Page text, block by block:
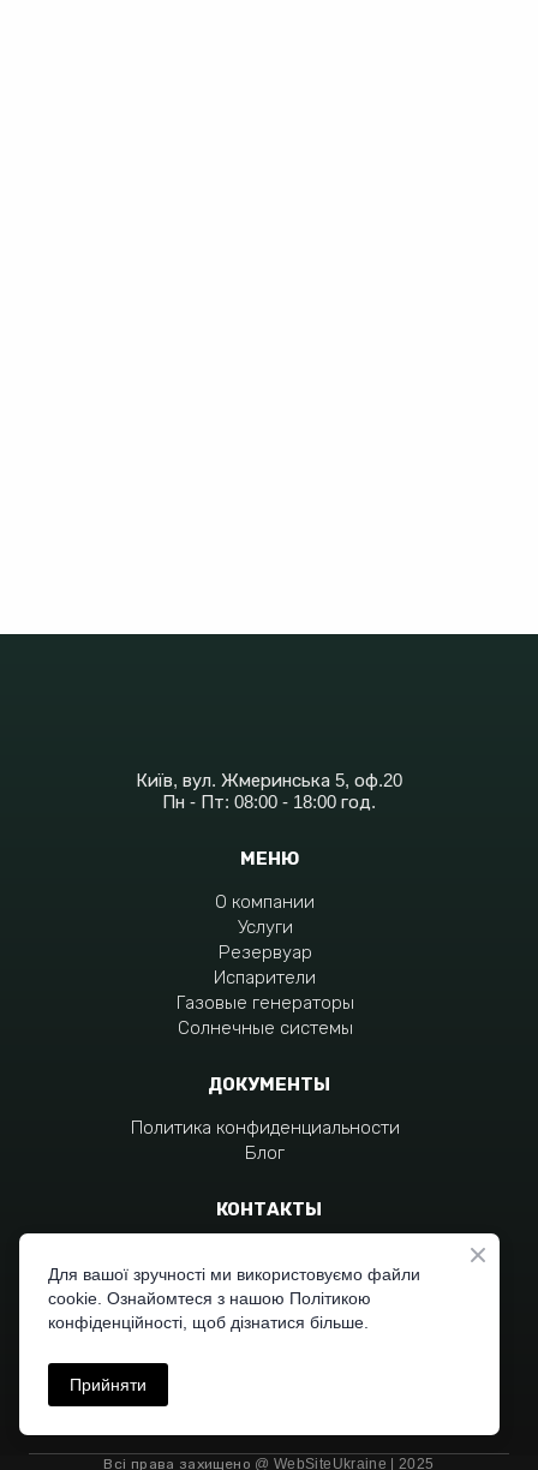
Київ, вул. Жмеринська 5, оф.20
Пн - Пт: 08:00 - 18:00 год.
МЕНЮ
О компании
Услуги
Резервуар
Испарители
Газовые генераторы
Солнечные системы
ДОКУМЕНТЫ
Политика конфиденциальности
Блог
КОНТАКТЫ
+380 96 310 7704
moc.liamg%40zagraivob
Всі права захищено @ WebSiteUkraine | 2025
Для вашої зручності ми використовуємо файли
cookie. Ознайомтеся з нашою Політикою
конфіденційності, щоб дізнатися більше.
Прийняти